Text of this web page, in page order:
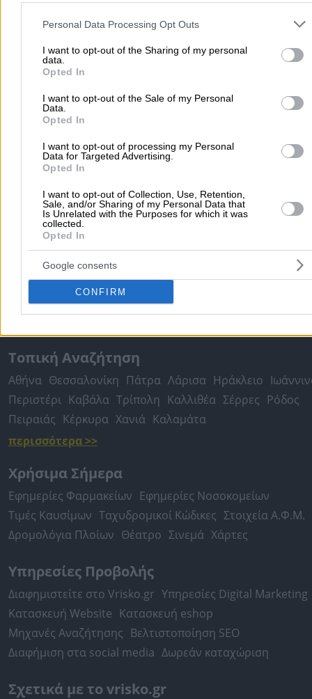
Please note that this website/app uses one or more Google
and may gather and store information including but not limited to
to Google and its third-party tags to use your data for below
purposes in below Google consent section.
Personal Data Processing Opt Outs
I want to opt-out of the Sharing of my personal
data.
Opted In
I want to opt-out of the Sale of my Personal
Data.
Opted In
I want to opt-out of processing my Personal
Data for Targeted Advertising.
Opted In
I want to opt-out of Collection, Use, Retention,
Sale, and/or Sharing of my Personal Data that
Is Unrelated with the Purposes for which it was
collected.
Opted In
Google consents
CONFIRM
Προσθήκη αξιολόγησης
> Νομός ΚΕΦΑΛΛΗΝΙΑΣ > Αργοστόλι > Διαμονή
AMMES - ΠΑΠΑΝΤΩΝΙΟΥ ΝΙΚΗΤΑΣ ΞΕΝΟΔΟΧΕΙΑΚΕΣ ΚΑΙ
Δημοφιλείς Αναζητήσεις
Μετακομίσεις & Μεταφορές
Ψυχολόγοι
Παιδικοί Σταθμοί
Συνεργεία Αυτοκινήτων
Υδραυλικοί - Υδραυλικές Εγκαταστάσεις
Τοπική Αναζήτηση
Αθήνα Θεσσαλονίκη Πάτρα Λάρισα Ηράκλειο
Περιστέρι Καβάλα Τρίπολη Καλλιθέα Σέρρες Ρόδος
Πειραιάς Κέρκυρα Χανιά Καλαμάτα
περισσότερα >>
Χρήσιμα Σήμερα
Εφημερίες Φαρμακείων Εφημερίες Νοσοκομείων
Τιμές Καυσίμων Ταχυδρομικοί Κώδικες Στοιχεία Α.Φ.Μ.
Δρομολόγια Πλοίων Θέατρο Σινεμά Χάρτες
Υπηρεσίες Προβολής
Διαφημιστείτε στο Vrisko.gr Υπηρεσίες Digital Marketing
Κατασκευή Website Κατασκευή eshop
Μηχανές Αναζήτησης Βελτιστοποίηση SEO
Διαφήμιση στα social media Δωρεάν καταχώριση
Σχετικά με το vrisko.gr